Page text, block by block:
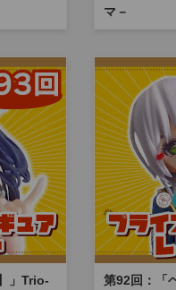
マ－
」Trio-
第92回：「